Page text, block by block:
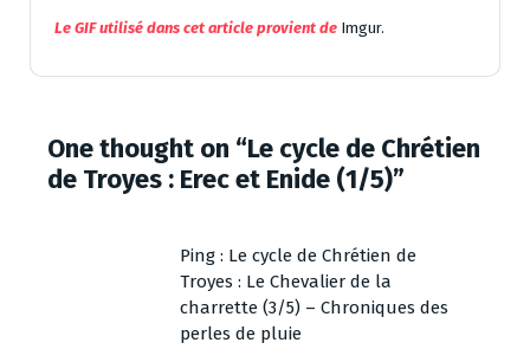
Le GIF utilisé dans cet article provient de Imgur.
One thought on “Le cycle de Chrétien
de Troyes : Erec et Enide (1/5)”
Ping : Le cycle de Chrétien de
Troyes : Le Chevalier de la
charrette (3/5) – Chroniques des
perles de pluie